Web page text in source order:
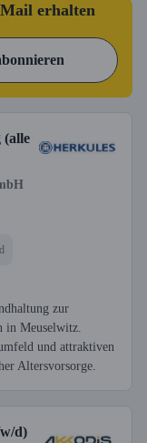
erhalten
(alle
zur
in Meuselwitz.
und attraktiven
Altersvorsorge.
d)